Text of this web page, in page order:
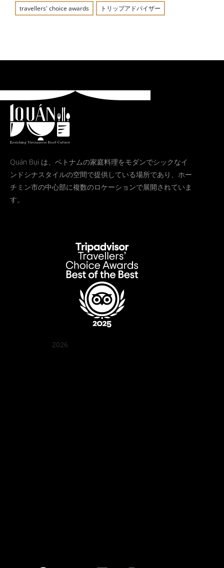
travellers' choice awards トリップアドバイザー
Quán Bụi は、ベトナムの家庭料理をモダンでシックなイ
ンドシナスタイルの空間で提供している場所であり、ホー
チミン市の中心部に複数のロケーションで展開されていま
す。
2026